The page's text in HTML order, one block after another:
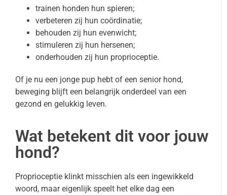
trainen honden hun spieren;
verbeteren zij hun coördinatie;
behouden zij hun evenwicht;
stimuleren zij hun hersenen;
onderhouden zij hun proprioceptie.
Of je nu een jonge pup hebt of een senior hond,
beweging blijft een belangrijk onderdeel van een
gezond en gelukkig leven.
Wat betekent dit voor jouw
hond?
Proprioceptie klinkt misschien als een ingewikkeld
woord, maar eigenlijk speelt het elke dag een